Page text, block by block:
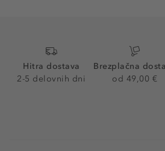
Hitra dostava
2-5 delovnih dni
Brezplačna
od 49,00 €